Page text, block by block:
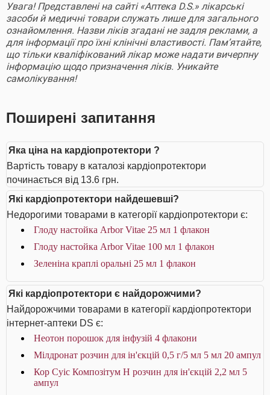
Увага! Представлені на сайті «Аптека D.S.» лікарські
засоби й медичні товари служать лише для загального
ознайомлення. Назви ліків згадані не задля реклами, а
для інформації про їхні клінічні властивості. Пам’ятайте,
що тільки кваліфікований лікар може надати вичерпну
інформацію щодо призначення ліків. Уникайте
самолікування!
Поширені запитання
Яка ціна на кардіопротектори ?
Вартість товару в каталозі кардіопротектори
починається від 13.6 грн.
Які кардіопротектори найдешевші?
Недорогими товарами в категорії кардіопротектори є:
Глоду настойка Arbor Vitae 25 мл 1 флакон
Глоду настойка Arbor Vitae 100 мл 1 флакон
Зеленіна краплі оральні 25 мл 1 флакон
Які кардіопротектори є найдорожчими?
Найдорожчими товарами в категорії кардіопротектори
інтернет-аптеки DS є:
Неотон порошок для інфузій 4 флакони
Мілдронат розчин для ін'єкцій 0,5 г/5 мл 5 мл 20 ампул
Кор Суіс Композітум Н розчин для ін'єкцій 2,2 мл 5
ампул